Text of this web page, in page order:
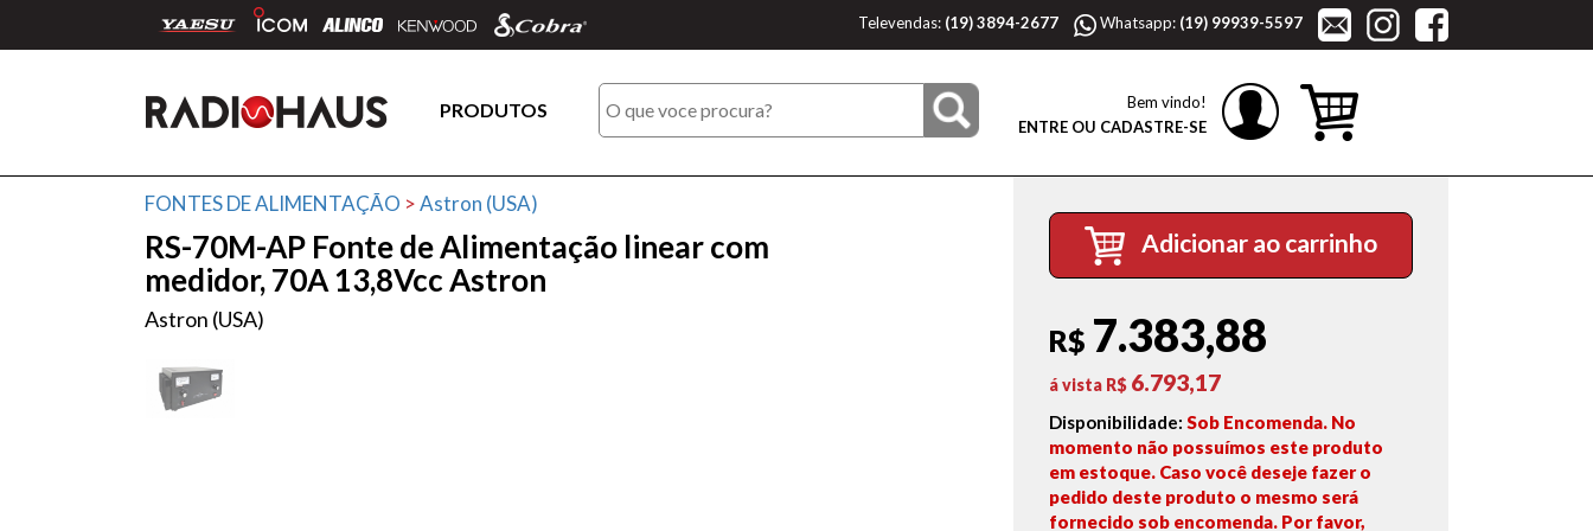
Televendas: (19) 3894-2677 Whatsapp: (19) 99939-5597
PRODUTOS
Bem vindo!
ENTRE OU CADASTRE-SE
FONTES DE ALIMENTAÇÃO >Astron (USA)
RS-70M-AP Fonte de Alimentação linear com
medidor, 70A 13,8Vcc Astron
Astron (USA)
Adicionar ao carrinho
R$ 7.383,88
á vista R$ 6.793,17
Disponibilidade:Sob Encomenda. No
momento não possuímos este produto
em estoque. Caso você deseje fazer o
pedido deste produto o mesmo será
fornecido sob encomenda. Por favor,